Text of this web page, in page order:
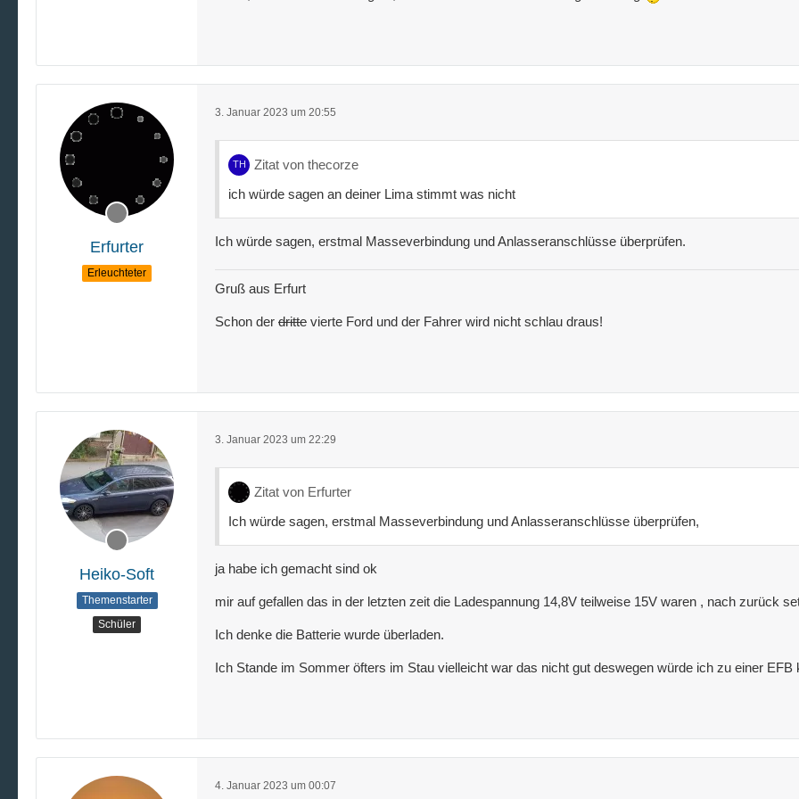
Erfurter
Erleuchteter
3. Januar 2023 um 20:55
Zitat von thecorze
ich würde sagen an deiner Lima stimmt was nicht
Ich würde sagen, erstmal Masseverbindung und Anlasseranschlüsse überprüfen.
Gruß aus Erfurt
Schon der dritte vierte Ford und der Fahrer wird nicht schlau draus!
Heiko-Soft
Themenstarter
Schüler
3. Januar 2023 um 22:29
Zitat von Erfurter
Ich würde sagen, erstmal Masseverbindung und Anlasseranschlüsse überprüfen,
ja habe ich gemacht sind ok
mir auf gefallen das in der letzten zeit die Ladespannung 14,8V teilweise 15V waren , nach zurück
Ich denke die Batterie wurde überladen.
Ich Stande im Sommer öfters im Stau vielleicht war das nicht gut deswegen würde ich zu einer EFB
4. Januar 2023 um 00:07